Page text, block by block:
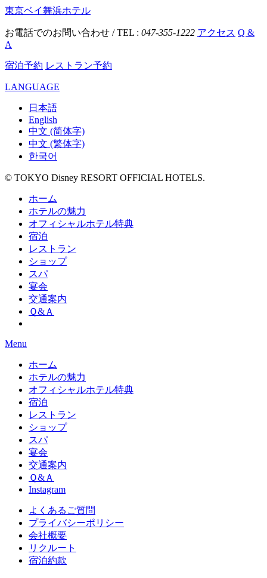
東京ベイ舞浜ホテル
お電話でのお問い合わせ / TEL : 047-355-1222 アクセス Q &
A
宿泊予約 レストラン予約
LANGUAGE
日本語
English
中文 (简体字)
中文 (繁体字)
한국어
© TOKYO Disney RESORT OFFICIAL HOTELS.
ホーム
ホテルの魅力
オフィシャルホテル特典
宿泊
レストラン
ショップ
スパ
宴会
交通案内
Ｑ&Ａ
Menu
ホーム
ホテルの魅力
オフィシャルホテル特典
宿泊
レストラン
ショップ
スパ
宴会
交通案内
Ｑ&Ａ
Instagram
よくあるご質問
プライバシーポリシー
会社概要
リクルート
宿泊約款